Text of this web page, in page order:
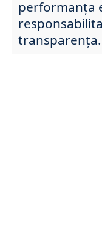
performanța
transparența.